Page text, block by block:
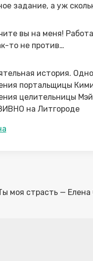
задание, а уж
вы на меня!
то не против…
история.
портальщицы
целительницы Мэй
на Литгороде
моя страсть —